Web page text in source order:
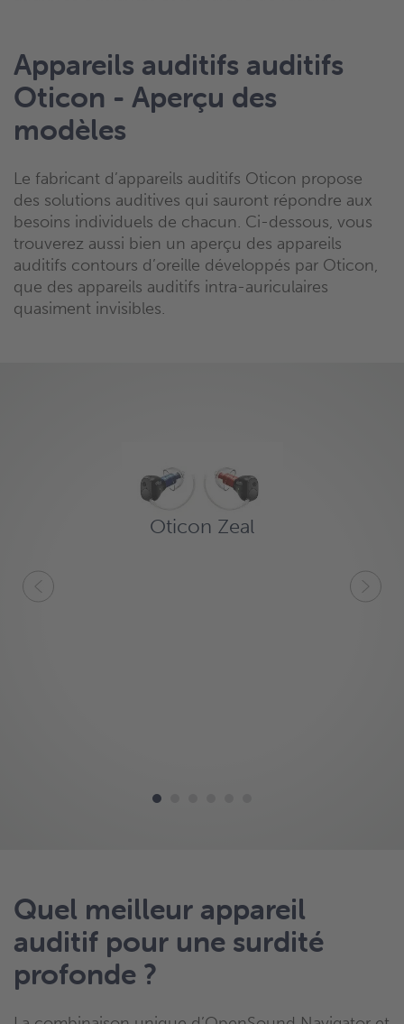
Appareils auditifs auditifs
Oticon - Aperçu des
modèles
Le fabricant d’appareils auditifs Oticon propose
des solutions auditives qui sauront répondre aux
besoins individuels de chacun. Ci-dessous, vous
trouverez aussi bien un aperçu des appareils
auditifs contours d’oreille développés par Oticon,
que des appareils auditifs intra-auriculaires
quasiment invisibles.
Oticon Zeal
Quel meilleur appareil
auditif pour une surdité
profonde ?